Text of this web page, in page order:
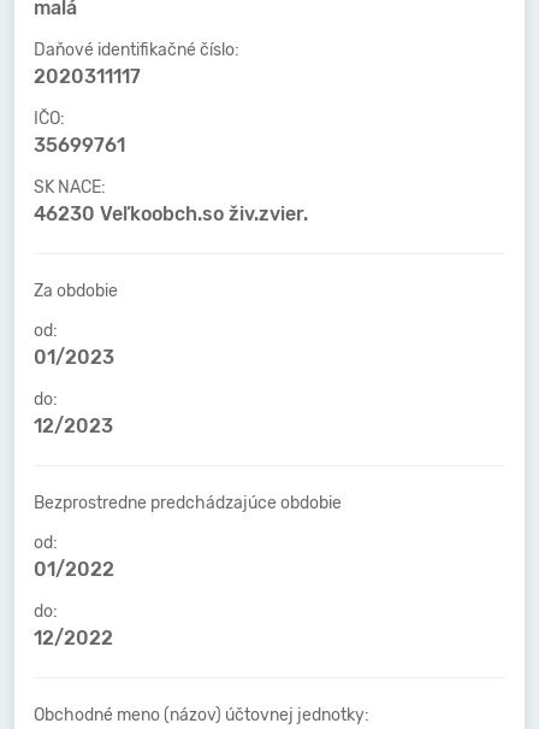
malá
Daňové identifikačné číslo:
2020311117
IČO:
35699761
SK NACE:
46230 Veľkoobch.so živ.zvier.
Za obdobie
od:
01/2023
do:
12/2023
Bezprostredne predchádzajúce obdobie
od:
01/2022
do:
12/2022
Obchodné meno (názov) účtovnej jednotky: